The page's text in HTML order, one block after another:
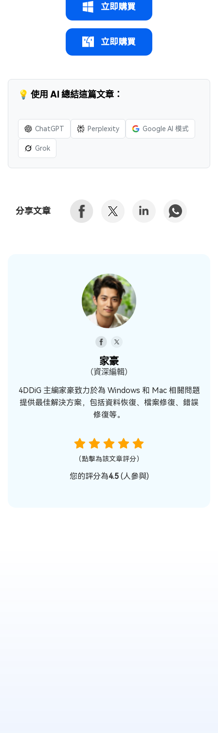
立即購買
立即購買
💡 使用 AI 總結這篇文章：
ChatGPT Perplexity Google AI 模式
Grok
分享文章
家豪
（資深編輯）
4DDiG 主編家豪致力於為 Windows 和 Mac 相關問題
提供最佳解決方案，包括資料恢復、檔案修復、錯誤
修復等。
（點擊為該文章評分）
您的評分為4.5(人參與)